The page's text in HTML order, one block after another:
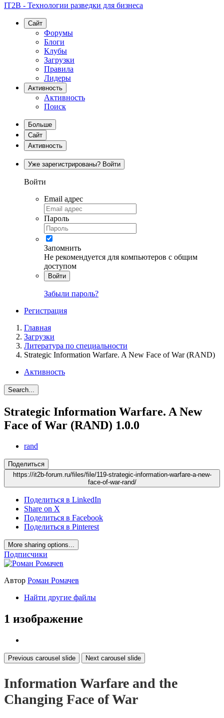
IT2B - Технологии разведки для бизнеса
Сайт
Форумы
Блоги
Клубы
Загрузки
Правила
Лидеры
Активность
Активность
Поиск
Больше
Сайт
Активность
Уже зарегистрированы? Войти
Войти
Email адрес
Пароль
Запомнить
Не рекомендуется для компьютеров с общим
доступом
Войти
Забыли пароль?
Регистрация
Главная
Загрузки
Литература по специальности
Strategic Information Warfare. A New Face of War (RAND)
Активность
Search...
Strategic Information Warfare. A New
Face of War (RAND) 1.0.0
rand
Поделиться
https://it2b-forum.ru/files/file/119-strategic-information-warfare-a-new-
face-of-war-rand/
Поделиться в LinkedIn
Share on X
Поделиться в Facebook
Поделиться в Pinterest
More sharing options...
Подписчики
Автор Роман Ромачев
Найти другие файлы
1 изображение
Previous carousel slide Next carousel slide
Information Warfare and the
Changing Face of War